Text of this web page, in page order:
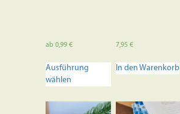
ab 0,99 €
Ausführung
wählen
Produkt
Varianten
7,95€
In den Warenkorb